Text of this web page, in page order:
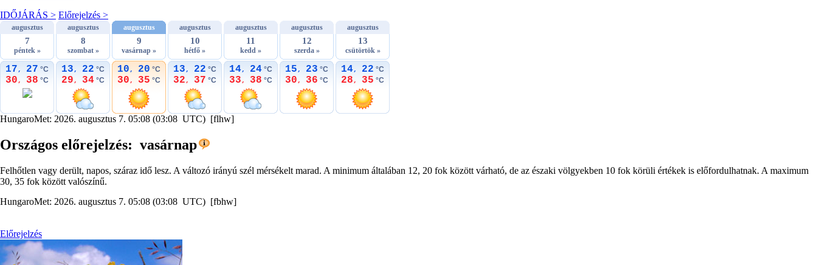
IDŐJÁRÁS > Előrejelzés >
augusztus
7
péntek »
17, 27 °C
30, 38 °C
augusztus
8
szombat »
13, 22 °C
29, 34 °C
augusztus
9
vasárnap »
10, 20 °C
30, 35 °C
augusztus
10
hétfő »
13, 22 °C
32, 37 °C
augusztus
11
kedd »
14, 24 °C
33, 38 °C
augusztus
12
szerda »
15, 23 °C
30, 36 °C
augusztus
13
csütörtök »
14, 22 °C
28, 35 °C
HungaroMet: 2026. augusztus 7. 05:08 (03:08 UTC) [flhw]
Országos előrejelzés: vasárnap
Felhőtlen vagy derült, napos, száraz idő lesz. A változó irányú szél mérsékelt marad. A minimum általában 12, 20 fok között várható, de az északi völgyekben 10 fok körüli értékek is előfordulhatnak. A maximum
30, 35 fok között valószínű.
HungaroMet: 2026. augusztus 7. 05:08 (03:08 UTC) [fbhw]
Előrejelzés